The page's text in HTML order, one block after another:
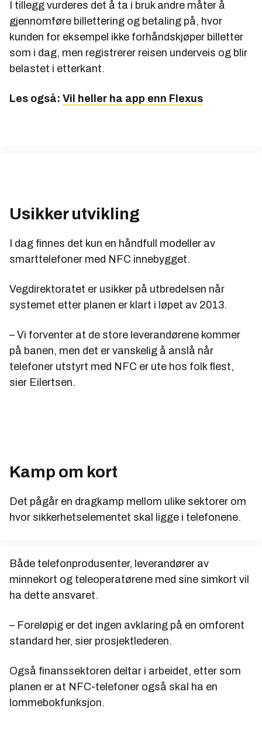
I tillegg vurderes det å ta i bruk andre måter å
gjennomføre billettering og betaling på, hvor
kunden for eksempel ikke forhåndskjøper billetter
som i dag, men registrerer reisen underveis og blir
belastet i etterkant.
Les også: Vil heller ha app enn Flexus
Usikker utvikling
I dag finnes det kun en håndfull modeller av
smarttelefoner med NFC innebygget.
Vegdirektoratet er usikker på utbredelsen når
systemet etter planen er klart i løpet av 2013.
– Vi forventer at de store leverandørene kommer
på banen, men det er vanskelig å anslå når
telefoner utstyrt med NFC er ute hos folk flest,
sier Eilertsen.
Kamp om kort
Det pågår en dragkamp mellom ulike sektorer om
hvor sikkerhetselementet skal ligge i telefonene.
Både telefonprodusenter, leverandører av
minnekort og teleoperatørene med sine simkort vil
ha dette ansvaret.
– Foreløpig er det ingen avklaring på en omforent
standard her, sier prosjektlederen.
Også finanssektoren deltar i arbeidet, etter som
planen er at NFC-telefoner også skal ha en
lommebokfunksjon.